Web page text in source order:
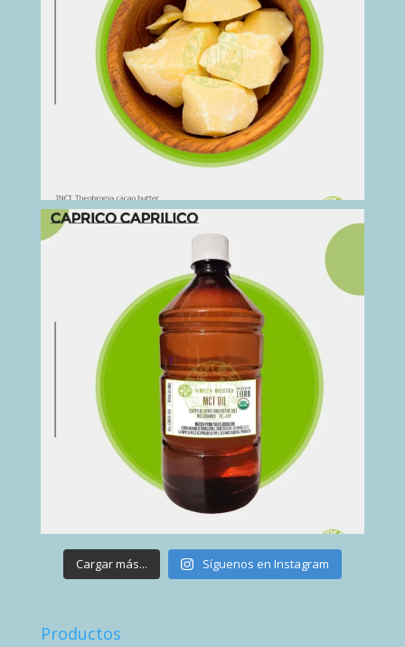
Cargar más... Síguenos en Instagram
Productos